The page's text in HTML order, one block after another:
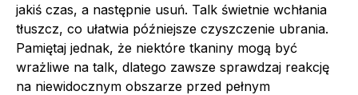
jakiś czas, a następnie usuń. Talk świetnie wchłania
tłuszcz, co ułatwia późniejsze czyszczenie ubrania.
Pamiętaj jednak, że niektóre tkaniny mogą być
wrażliwe na talk, dlatego zawsze sprawdzaj reakcję
na niewidocznym obszarze przed pełnym